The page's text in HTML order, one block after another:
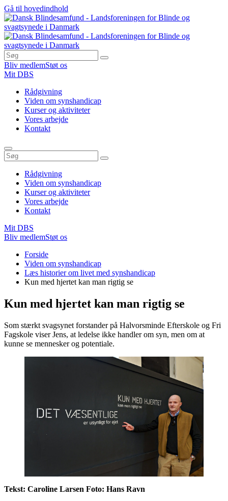
Gå til hovedindhold
Bliv medlemStøt os
Mit DBS
Rådgivning
Viden om synshandicap
Kurser og aktiviteter
Vores arbejde
Kontakt
Rådgivning
Viden om synshandicap
Kurser og aktiviteter
Vores arbejde
Kontakt
Mit DBS
Bliv medlemStøt os
Forside
Viden om synshandicap
Læs historier om livet med synshandicap
Kun med hjertet kan man rigtig se
Kun med hjertet kan man rigtig se
Som stærkt svagsynet forstander på Halvorsminde Efterskole og Fri
Fagskole viser Jens, at ledelse ikke handler om syn, men om at
kunne se mennesker og potentiale.
Tekst: Caroline Larsen Foto: Hans Ravn